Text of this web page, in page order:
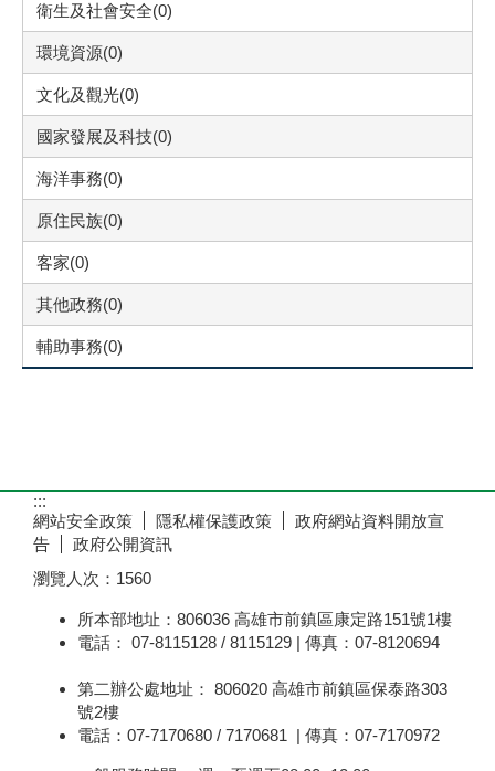
衛生及社會安全(0)
環境資源(0)
文化及觀光(0)
國家發展及科技(0)
海洋事務(0)
原住民族(0)
客家(0)
其他政務(0)
輔助事務(0)
:::
網站安全政策
隱私權保護政策
政府網站資料開放宣
告
政府公開資訊
瀏覽人次： 1560
所本部地址：806036 高雄市前鎮區康定路151號1樓
電話： 07-8115128 / 8115129 | 傳真：07-8120694
第二辦公處地址： 806020 高雄市前鎮區保泰路303
號2樓
電話：07-7170680 / 7170681 | 傳真：07-7170972